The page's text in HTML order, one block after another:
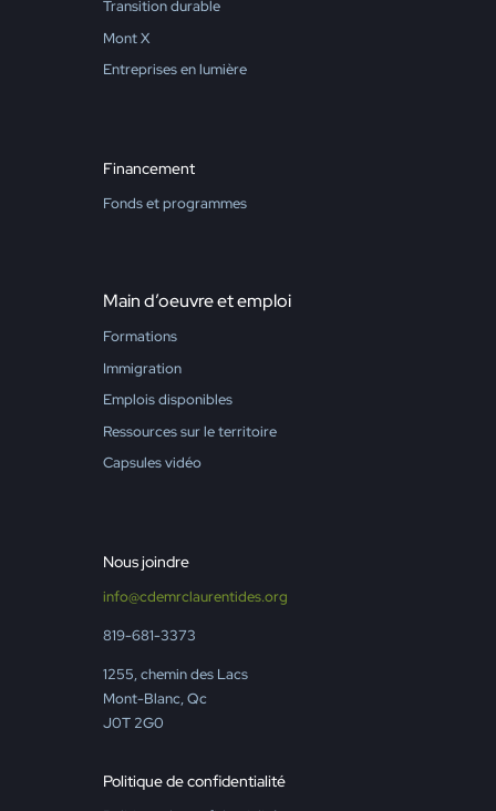
Transition durable
Mont X
Entreprises en lumière
Financement
Fonds et programmes
Main d’oeuvre et emploi
Formations
Immigration
Emplois disponibles
Ressources sur le territoire
Capsules vidéo
Nous joindre
info@cdemrclaurentides.org
819-681-3373
1255, chemin des Lacs
Mont-Blanc, Qc
J0T 2G0
Politique de confidentialité